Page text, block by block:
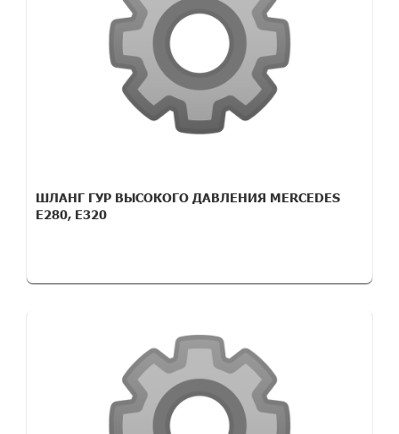
ШЛАНГ ГУР ВЫСОКОГО ДАВЛЕНИЯ MERCEDES
E280, E320